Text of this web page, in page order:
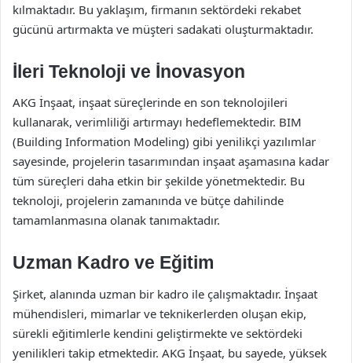
kılmaktadır. Bu yaklaşım, firmanın sektördeki rekabet
gücünü artırmakta ve müşteri sadakati oluşturmaktadır.
İleri Teknoloji ve İnovasyon
AKG İnşaat, inşaat süreçlerinde en son teknolojileri
kullanarak, verimliliği artırmayı hedeflemektedir. BIM
(Building Information Modeling) gibi yenilikçi yazılımlar
sayesinde, projelerin tasarımından inşaat aşamasına kadar
tüm süreçleri daha etkin bir şekilde yönetmektedir. Bu
teknoloji, projelerin zamanında ve bütçe dahilinde
tamamlanmasına olanak tanımaktadır.
Uzman Kadro ve Eğitim
Şirket, alanında uzman bir kadro ile çalışmaktadır. İnşaat
mühendisleri, mimarlar ve teknikerlerden oluşan ekip,
sürekli eğitimlerle kendini geliştirmekte ve sektördeki
yenilikleri takip etmektedir. AKG İnşaat, bu sayede, yüksek